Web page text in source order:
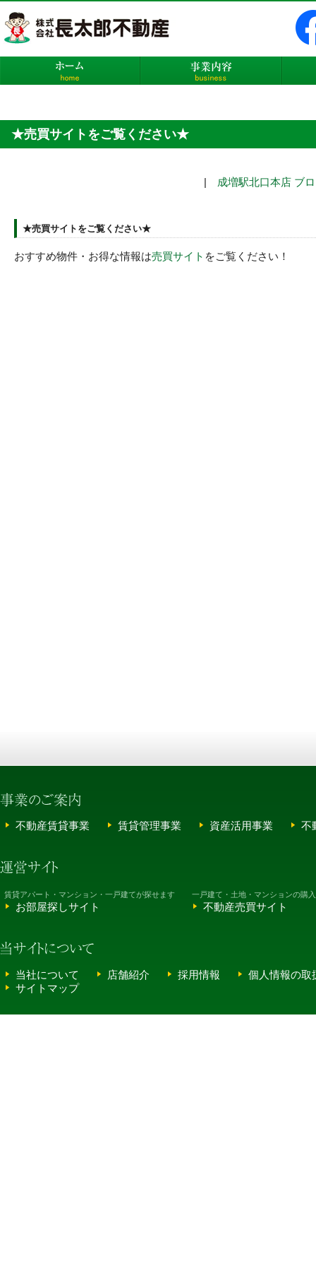
★売買サイトをご覧ください★
| 成増駅北口本店 ブ
★売買サイトをご覧ください★
おすすめ物件・お得な情報は売買サイト をご覧ください！
不動産賃貸事業 賃貸管理事業 資産活用事業 不
賃貸アパート・マンション・一戸建てが探せます
お部屋探しサイト
一戸建て・土地・マンションの購入
不動産売買サイト
当社について 店舗紹介 採用情報
個人情報の取
サイトマップ